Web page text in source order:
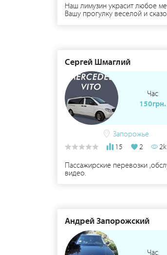
Наш лимузин украсит любое
Вашу прогулку веселой и
Сергей Шмаглий
Час
150грн.
Запорожье
15
2 2k
Пассажирские перевозки
видео.
Андрей Запорожский
Час